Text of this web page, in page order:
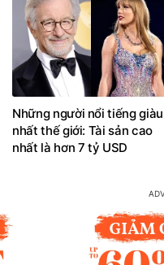
Những người nổi tiếng giàu
nhất thế giới: Tài sản cao
nhất là hơn 7 tỷ USD